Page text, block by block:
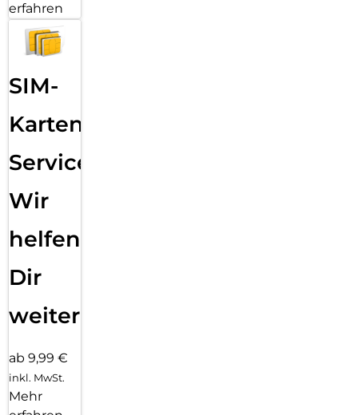
erfahren
SIM-
Karten
Service:
Wir
helfen
Dir
weiter
ab 9,99 €
inkl. MwSt.
Mehr